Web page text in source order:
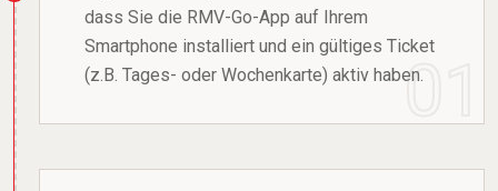
dass Sie die RMV-Go-App auf Ihrem
Smartphone installiert und ein gültiges Ticket
(z.B. Tages- oder Wochenkarte) aktiv haben.